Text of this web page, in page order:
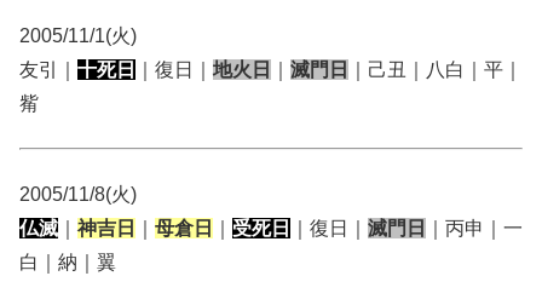
2005/11/1(火)
友引｜ 十死日 ｜復日｜ 地火日 滅門日
｜己丑｜八白｜平｜
觜
2005/11/8(火)
仏滅
神吉日 母倉日 受死日 ｜復日｜ 滅門日
｜丙申｜一
白｜納｜翼